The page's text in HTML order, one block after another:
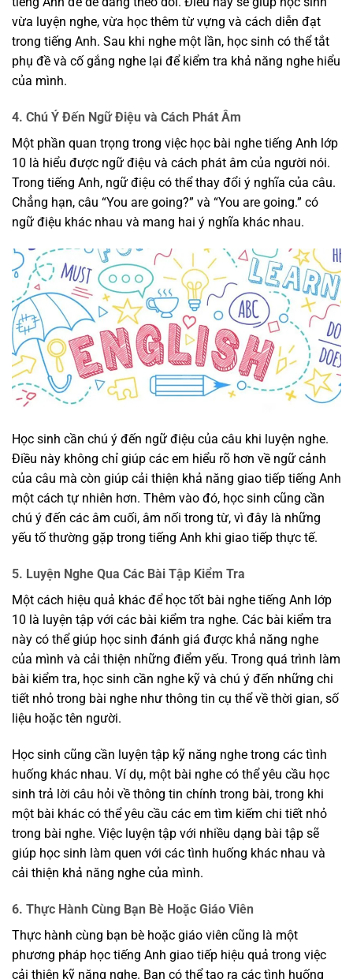
vừa luyện nghe, vừa học thêm từ vựng và cách diễn đạt
trong tiếng Anh. Sau khi nghe một lần, học sinh có thể tắt
phụ đề và cố gắng nghe lại để kiểm tra khả năng nghe hiểu
của mình.
4. Chú Ý Đến Ngữ Điệu và Cách Phát Âm
Một phần quan trọng trong việc học bài nghe tiếng Anh lớp
10 là hiểu được ngữ điệu và cách phát âm của người nói.
Trong tiếng Anh, ngữ điệu có thể thay đổi ý nghĩa của câu.
Chẳng hạn, câu “You are going?” và “You are going.” có
ngữ điệu khác nhau và mang hai ý nghĩa khác nhau.
Học sinh cần chú ý đến ngữ điệu của câu khi luyện nghe.
Điều này không chỉ giúp các em hiểu rõ hơn về ngữ cảnh
của câu mà còn giúp cải thiện khả năng giao tiếp tiếng Anh
một cách tự nhiên hơn. Thêm vào đó, học sinh cũng cần
chú ý đến các âm cuối, âm nối trong từ, vì đây là những
yếu tố thường gặp trong tiếng Anh khi giao tiếp thực tế.
5. Luyện Nghe Qua Các Bài Tập Kiểm Tra
Một cách hiệu quả khác để học tốt bài nghe tiếng Anh lớp
10 là luyện tập với các bài kiểm tra nghe. Các bài kiểm tra
này có thể giúp học sinh đánh giá được khả năng nghe
của mình và cải thiện những điểm yếu. Trong quá trình làm
bài kiểm tra, học sinh cần nghe kỹ và chú ý đến những chi
tiết nhỏ trong bài nghe như thông tin cụ thể về thời gian, số
liệu hoặc tên người.
Học sinh cũng cần luyện tập kỹ năng nghe trong các tình
huống khác nhau. Ví dụ, một bài nghe có thể yêu cầu học
sinh trả lời câu hỏi về thông tin chính trong bài, trong khi
một bài khác có thể yêu cầu các em tìm kiếm chi tiết nhỏ
trong bài nghe. Việc luyện tập với nhiều dạng bài tập sẽ
giúp học sinh làm quen với các tình huống khác nhau và
cải thiện khả năng nghe của mình.
6. Thực Hành Cùng Bạn Bè Hoặc Giáo Viên
Thực hành cùng bạn bè hoặc giáo viên cũng là một
phương pháp học tiếng Anh giao tiếp hiệu quả trong việc
cải thiện kỹ năng nghe. Bạn có thể tạo ra các tình huống